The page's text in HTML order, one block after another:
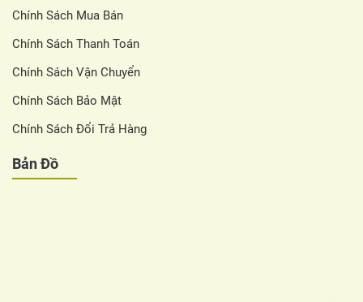
Chính Sách Mua Bán
Chính Sách Thanh Toán
Chính Sách Vận Chuyển
Chính Sách Bảo Mật
Chính Sách Đổi Trả Hàng
Bản Đồ